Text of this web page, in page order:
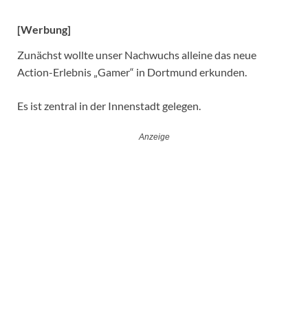
[Werbung]
Zunächst wollte unser Nachwuchs alleine das neue
Action-Erlebnis „Gamer“ in Dortmund erkunden.
Es ist zentral in der Innenstadt gelegen.